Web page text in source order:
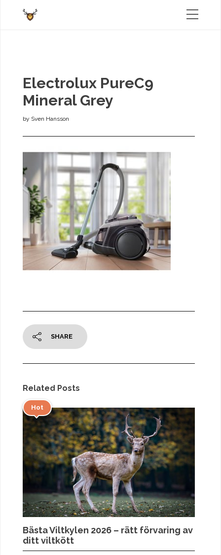
Electrolux PureC9
Mineral Grey
by Sven Hansson
SHARE
Related Posts
Hot
Bästa Viltkylen 2026 – rätt förvaring av
ditt viltkött